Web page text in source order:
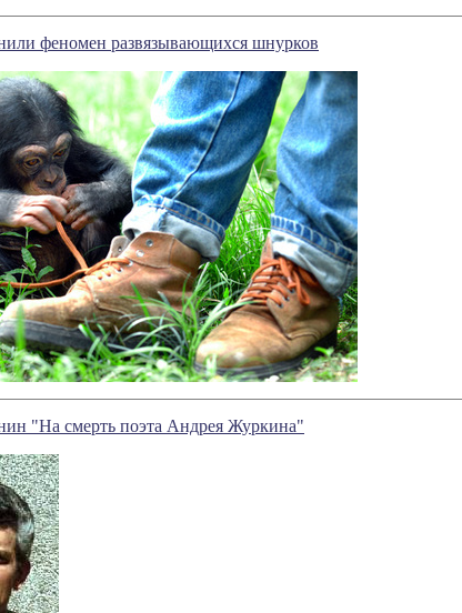
феномен развязывающихся шнурков
"На смерть поэта Андрея Журкина"